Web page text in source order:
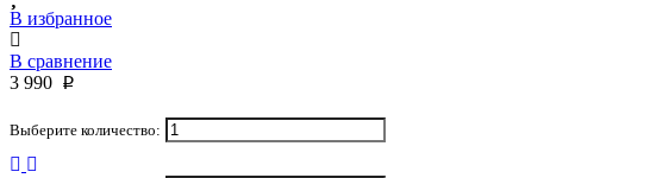
В избранное
В сравнение
3 990 p
Выберите количество: